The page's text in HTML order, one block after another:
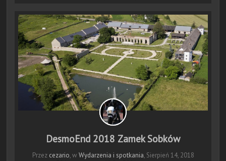
DesmoEnd 2018 Zamek Sobków
Przez cezario, w Wydarzenia i spotkania, Sierpień 14, 2018